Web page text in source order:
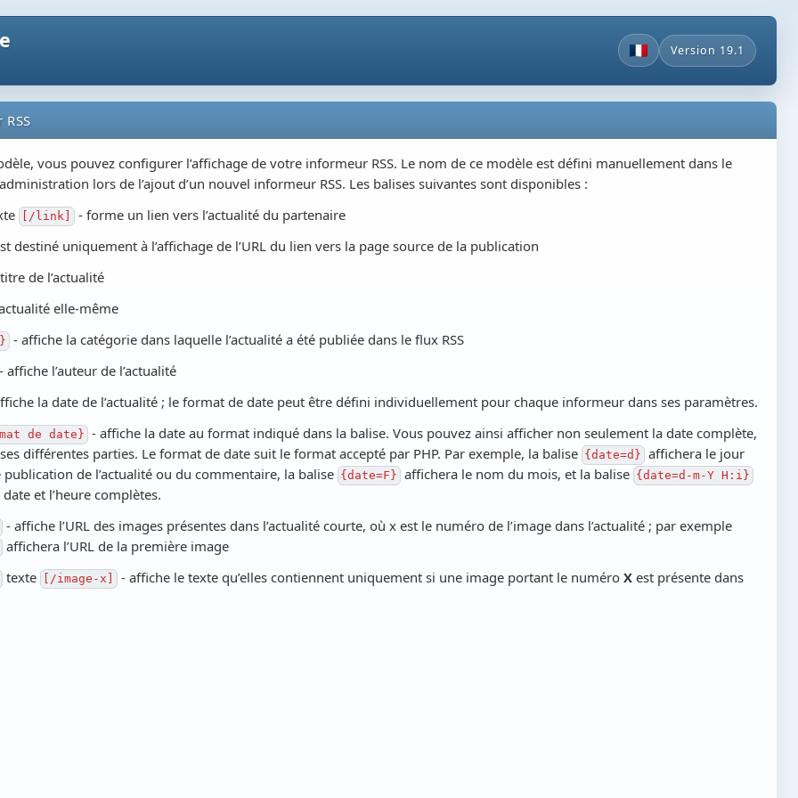
Version 19.1
vous pouvez configurer l’affichage de votre informeur RSS. Le nom de ce modèle est défini manuellement dans le
lors de l’ajout d’un nouvel informeur RSS. Les balises suivantes sont disponibles :
[/link] - forme un lien vers l’actualité du partenaire
destiné uniquement à l’affichage de l’URL du lien vers la page source de la publication
de l’actualité
elle-même
- affiche la catégorie dans laquelle l’actualité a été publiée dans le flux RSS
affiche l’auteur de l’actualité
la date de l’actualité ; le format de date peut être défini individuellement pour chaque informeur dans ses paramètres.
de date} - affiche la date au format indiqué dans la balise. Vous pouvez ainsi afficher non seulement la date complète,
différentes parties. Le format de date suit le format accepté par PHP. Par exemple, la balise {date=d} affichera le jour
de l’actualité ou du commentaire, la balise {date=F} affichera le nom du mois, et la balise {date=d-m-Y H:i}
et l’heure complètes.
- affiche l’URL des images présentes dans l’actualité courte, où x est le numéro de l’image dans l’actualité ; par exemple
affichera l’URL de la première image
texte [/image-x] - affiche le texte qu’elles contiennent uniquement si une image portant le numéro Xest présente dans